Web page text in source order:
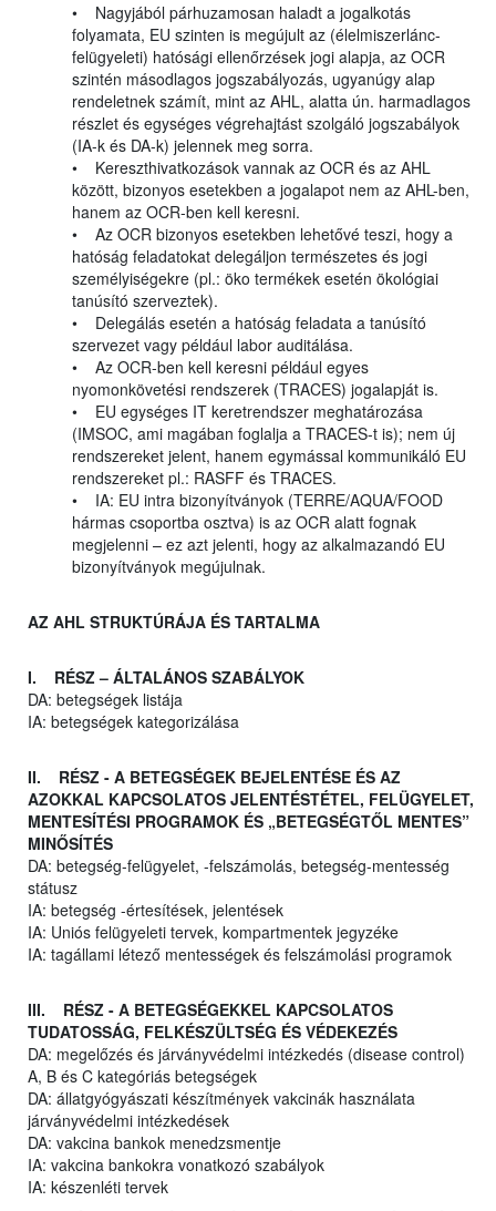
• Nagyjából párhuzamosan haladt a jogalkotás
folyamata, EU szinten is megújult az (élelmiszerlánc-
felügyeleti) hatósági ellenőrzések jogi alapja, az OCR
szintén másodlagos jogszabályozás, ugyanúgy alap
rendeletnek számít, mint az AHL, alatta ún. harmadlagos
részlet és egységes végrehajtást szolgáló jogszabályok
(IA-k és DA-k) jelennek meg sorra.
• Kereszthivatkozások vannak az OCR és az AHL
között, bizonyos esetekben a jogalapot nem az AHL-ben,
hanem az OCR-ben kell keresni.
• Az OCR bizonyos esetekben lehetővé teszi, hogy a
hatóság feladatokat delegáljon természetes és jogi
személyiségekre (pl.: öko termékek esetén ökológiai
tanúsító szerveztek).
• Delegálás esetén a hatóság feladata a tanúsító
szervezet vagy például labor auditálása.
• Az OCR-ben kell keresni például egyes
nyomonkövetési rendszerek (TRACES) jogalapját is.
• EU egységes IT keretrendszer meghatározása
(IMSOC, ami magában foglalja a TRACES-t is); nem új
rendszereket jelent, hanem egymással kommunikáló EU
rendszereket pl.: RASFF és TRACES.
• IA: EU intra bizonyítványok (TERRE/AQUA/FOOD
hármas csoportba osztva) is az OCR alatt fognak
megjelenni – ez azt jelenti, hogy az alkalmazandó EU
bizonyítványok megújulnak.
AZ AHL STRUKTÚRÁJA ÉS TARTALMA
I. RÉSZ – ÁLTALÁNOS SZABÁLYOK
DA: betegségek listája
IA: betegségek kategorizálása
II. RÉSZ - A BETEGSÉGEK BEJELENTÉSE ÉS AZ
AZOKKAL KAPCSOLATOS JELENTÉSTÉTEL, FELÜGYELET,
MENTESÍTÉSI PROGRAMOK ÉS „BETEGSÉGTŐL MENTES”
MINŐSÍTÉS
DA: betegség-felügyelet, -felszámolás, betegség-mentesség
státusz
IA: betegség -értesítések, jelentések
IA: Uniós felügyeleti tervek, kompartmentek jegyzéke
IA: tagállami létező mentességek és felszámolási programok
III. RÉSZ - A BETEGSÉGEKKEL KAPCSOLATOS
TUDATOSSÁG, FELKÉSZÜLTSÉG ÉS VÉDEKEZÉS
DA: megelőzés és járványvédelmi intézkedés (disease control)
A, B és C kategóriás betegségek
DA: állatgyógyászati készítmények vakcinák használata
járványvédelmi intézkedések
DA: vakcina bankok menedzsmentje
IA: vakcina bankokra vonatkozó szabályok
IA: készenléti tervek